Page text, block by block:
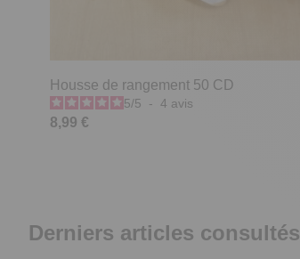
Housse de rangement 50 CD
5/5 - 4 avis
8,99 €
Derniers articles consultés